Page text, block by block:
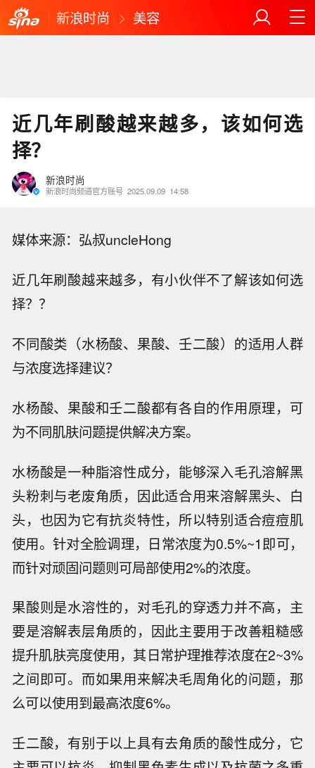
新浪时尚 美容
近几年刷酸越来越多，该如何选
择？
新浪时尚
新浪时尚频道官方账号 2025.09.09 14:58
媒体来源： 弘叔uncleHong
近几年刷酸越来越多，有小伙伴不了解该如何选
择？？
不同酸类（水杨酸、果酸、壬二酸）的适用人群
与浓度选择建议？
水杨酸、果酸和壬二酸都有各自的作用原理，可
为不同肌肤问题提供解决方案。
水杨酸是一种脂溶性成分，能够深入毛孔溶解黑
头粉刺与老废角质，因此适合用来溶解黑头、白
头，也因为它有抗炎特性，所以特别适合痘痘肌
使用。针对全脸调理，日常浓度为0.5%~1即可，
而针对顽固问题则可局部使用2%的浓度。
果酸则是水溶性的，对毛孔的穿透力并不高，主
要是溶解表层角质的，因此主要用于改善粗糙感
提升肌肤亮度使用，其日常护理推荐浓度在2~3%
之间即可。而如果用来解决毛周角化的问题，那
么可以使用到最高浓度6%。
壬二酸，有别于以上具有去角质的酸性成分，它